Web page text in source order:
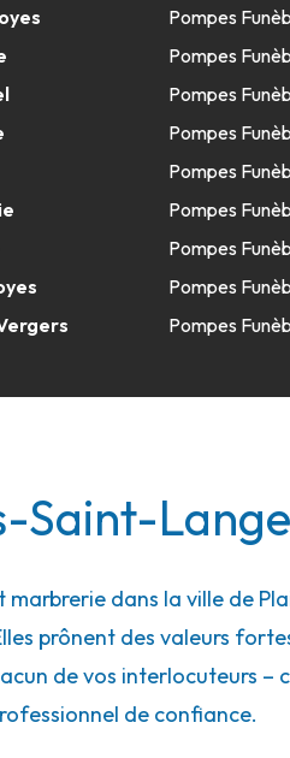
Pompes
Pompes
Pompes
Pompes
Pompes
Pompes
Pompes
Pompes
Pompes
Saint-Lange
dans la ville de
prônent des valeurs
de vos interlocuteurs –
de confiance.